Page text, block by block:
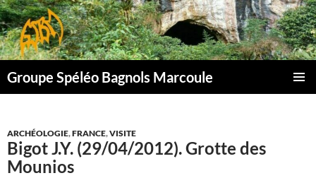
Aller
au
contenu
Groupe Spéléo Bagnols Marcoule
ARCHÉOLOGIE,FRANCE,VISITE
Bigot J.Y. (29/04/2012). Grotte des
Mounios